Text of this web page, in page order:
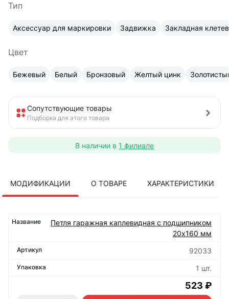
Тип
Аксессуар для маркировки Задвижка Закладная
Цвет
Бежевый Белый Бронзовый Желтый цинк
Сопутствующие товары
Подборка для этого товара
В наличии в 1 филиале
МОДИФИКАЦИИ О ТОВАРЕ ХАРАКТЕРИСТИКИ
Петля гаражная каплевидная с подшипником
20х160 мм
92033
1 шт.
523 ₽